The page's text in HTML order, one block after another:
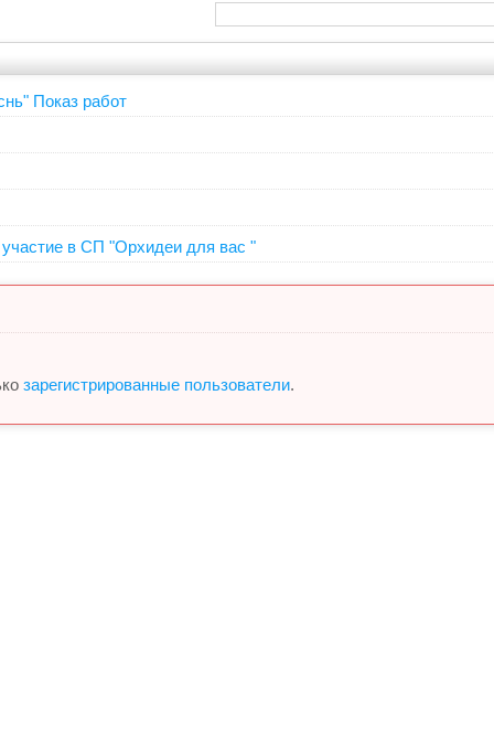
Показ работ
в СП "Орхидеи для вас "
зарегистрированные пользователи.